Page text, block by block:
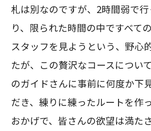
札は別なのですが、2時間弱で
り、限られた時間の中ですべて
スタッフを見ようという、野心
たが、この贅沢なコースについ
のガイドさんに事前に何度か下
だき、練りに練ったルートを作
おかげで、皆さんの欲望は満た